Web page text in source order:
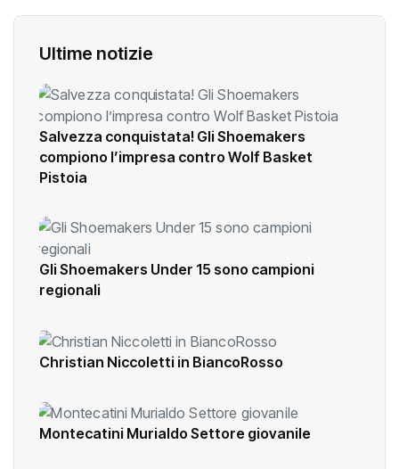
Ultime notizie
Salvezza conquistata! Gli Shoemakers
compiono l’impresa contro Wolf Basket
Pistoia
Gli Shoemakers Under 15 sono campioni
regionali
Christian Niccoletti in BiancoRosso
Montecatini Murialdo Settore giovanile